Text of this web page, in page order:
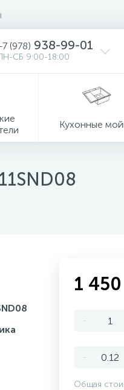
(978) 938-99-01
СБ 9:00-18:00
Кухонные
1
-
-
Общая